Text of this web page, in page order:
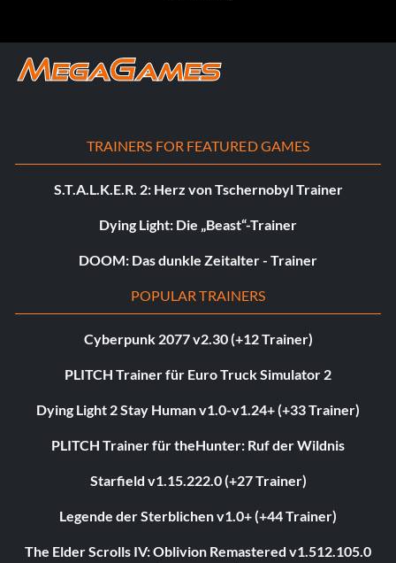
TRAINERS FOR FEATURED GAMES
S.T.A.L.K.E.R. 2: Herz von Tschernobyl Trainer
Dying Light: Die „Beast“-Trainer
DOOM: Das dunkle Zeitalter - Trainer
POPULAR TRAINERS
Cyberpunk 2077 v2.30 (+12 Trainer)
PLITCH Trainer für Euro Truck Simulator 2
Dying Light 2 Stay Human v1.0-v1.24+ (+33 Trainer)
PLITCH Trainer für theHunter: Ruf der Wildnis
Starfield v1.15.222.0 (+27 Trainer)
Legende der Sterblichen v1.0+ (+44 Trainer)
The Elder Scrolls IV: Oblivion Remastered v1.512.105.0